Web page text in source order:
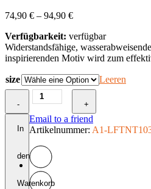
74,90 € – 94,90 €
Verfügbarkeit: verfügbar
Widerstandsfähige,
inspirierenden Motiv wird zum
size Leeren
-
Fototapete
-
Ruhe
von
Straßen
Menge
+
In
den
Warenkorb
Email to a friend
Artikelnummer: A1-